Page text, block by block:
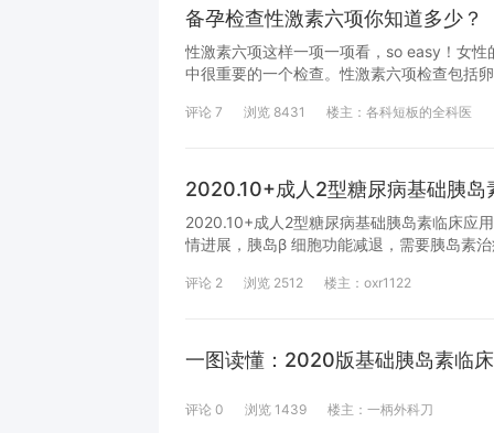
备孕检查性激素六项你知道多少？
性激素六项这样一项一项看，so easy！女
中很重要的一个检查。性激素六项检查包括
相关的疾病，从而为治疗不孕、顺利怀孕提
阶段，性激素值也是各
评论 7 浏览 8431 楼主： 各科短板的全科医
2020.10+成人2型糖尿病基础胰岛
2020.10+成人2型糖尿病基础胰岛素临床应
情进展，胰岛β 细胞功能减退，需要胰岛素
础胰岛素在临床中的合理使用，我国部分内
评论 2 浏览 2512 楼主： oxr1122
一图读懂：2020版基础胰岛素临
评论 0 浏览 1439 楼主： 一柄外科刀